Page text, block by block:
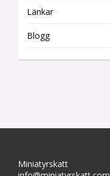
Länkar
Blogg
Miniatyrskatt